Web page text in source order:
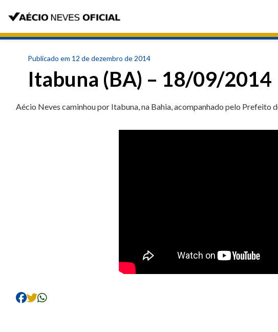
Publicado em 12 de dezembro de 2014
Itabuna (BA) – 18/09/2014
Aécio Neves caminhou por Itabuna, na Bahia, acompanhado pelo Prefeito